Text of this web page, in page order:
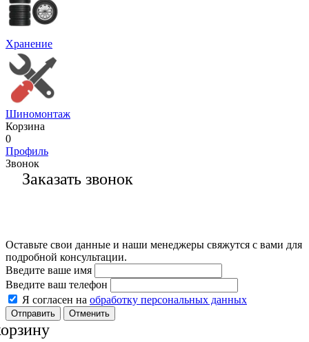
Хранение
Шиномонтаж
Корзина
0
Профиль
Звонок
Заказать звонок
Оставьте свои данные и наши менеджеры свяжутся с вами для
подробной консультации.
Введите ваше имя
Введите ваш телефон
Я согласен на обработку персональных данных
Отменить